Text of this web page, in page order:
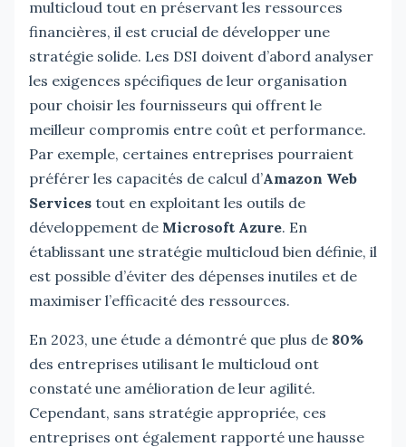
multicloud tout en préservant les ressources
financières, il est crucial de développer une
stratégie solide. Les DSI doivent d’abord analyser
les exigences spécifiques de leur organisation
pour choisir les fournisseurs qui offrent le
meilleur compromis entre coût et performance.
Par exemple, certaines entreprises pourraient
préférer les capacités de calcul d’Amazon Web
Services tout en exploitant les outils de
développement de Microsoft Azure. En
établissant une stratégie multicloud bien définie, il
est possible d’éviter des dépenses inutiles et de
maximiser l’efficacité des ressources.
En 2023, une étude a démontré que plus de 80%
des entreprises utilisant le multicloud ont
constaté une amélioration de leur agilité.
Cependant, sans stratégie appropriée, ces
entreprises ont également rapporté une hausse